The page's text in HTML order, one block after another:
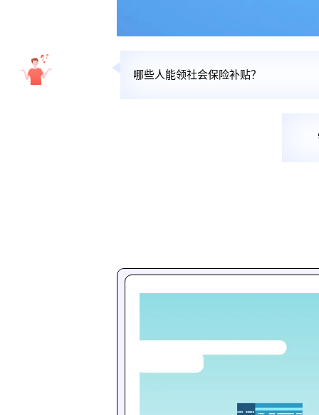
哪些人能领社会保险补贴？
需